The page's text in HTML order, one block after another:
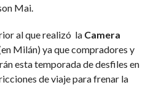
Mai.
al que realizó la Camera
Milán) ya que compradores y
esta temporada de desfiles en
de viaje para frenar la